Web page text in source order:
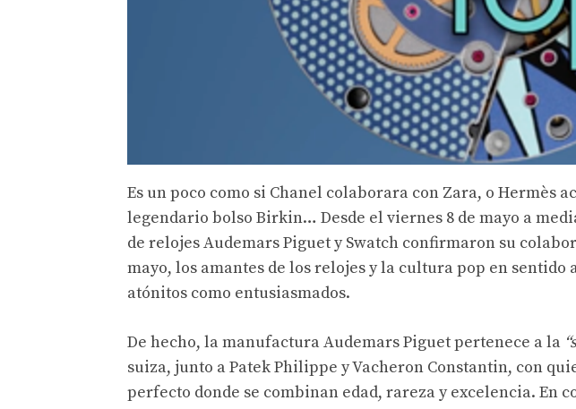
Es un poco como si Chanel colaborara con Zara, o Hermès
legendario bolso Birkin… Desde el viernes 8 de mayo a
de relojes Audemars Piguet y Swatch confirmaron su
mayo, los amantes de los relojes y la cultura pop en sentido
atónitos como entusiasmados.
De hecho, la manufactura Audemars Piguet pertenece a la
suiza, junto a Patek Philippe y Vacheron Constantin, con
perfecto donde se combinan edad, rareza y excelencia. En